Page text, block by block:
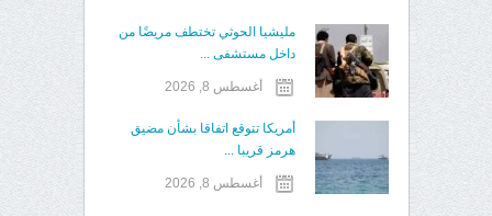
مليشيا الحوثي تختطف مريضًا من
داخل مستشفى ...
أغسطس 8, 2026
أمريكا تتوقع اتفاقا بشأن مضيق
هرمز قريبا ...
أغسطس 8, 2026